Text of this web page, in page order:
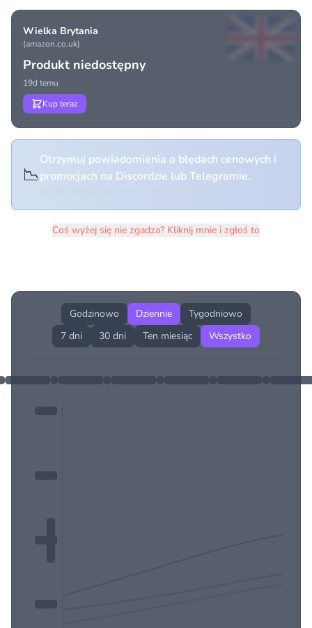
Wielka Brytania
(amazon.co.uk)
Produkt niedostępny
19d temu
Kup teraz
📉
Otrzymuj powiadomienia o błędach cenowych i
promocjach na Discordzie lub Telegramie.
Coś wyżej się nie zgadza? Kliknij mnie i zgłoś to
Godzinowo Dziennie
Tygodniowo
7 dni
30 dni Ten miesiąc Wszystko